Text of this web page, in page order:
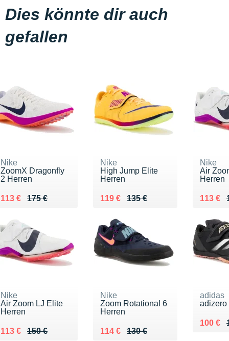
Dies könnte dir auch
gefallen
Nike
ZoomX Dragonfly
2 Herren
175 €
Au lieu de 175 €
113 €
Vendu 113 €
Nike
High Jump Elite
Herren
135 €
Au lieu de 135 €
119 €
Vendu 119 €
Nike
Air
Herren
Au lieu
113 €
Vendu
Nike
Air Zoom LJ Elite
Herren
150 €
Au lieu de 150 €
113 €
Vendu 113 €
Nike
Zoom Rotational 6
Herren
130 €
Au lieu de 130 €
114 €
Vendu 114 €
adidas
adizero
Au lieu
100 €
Vendu